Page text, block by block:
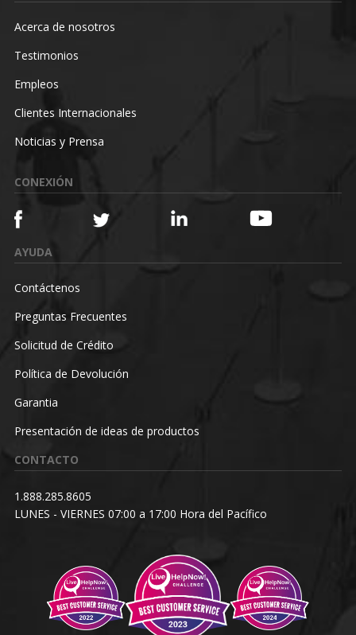
Acerca de nosotros
Testimonios
Empleos
Clientes Internacionales
Noticias y Prensa
CONEXIÓN
AYUDA
Contáctenos
Preguntas Frecuentes
Solicitud de Crédito
Política de Devolución
Garantia
Presentación de ideas de productos
CONTACTO
1.888.285.8605
LUNES - VIERNES 07:00 a 17:00 Hora del Pacífico